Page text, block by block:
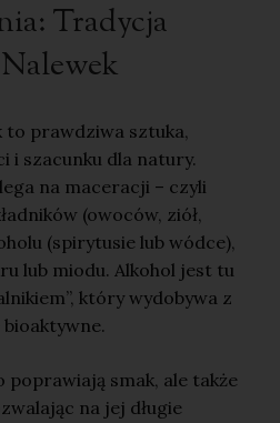
Tradycja
to prawdziwa sztuka,
i szacunku dla natury.
na maceracji – czyli
(owoców, ziół,
(spirytusie lub wódce),
lub miodu. Alkohol jest tu
którywydobywa z
poprawiają smak, ale także
na jej długie